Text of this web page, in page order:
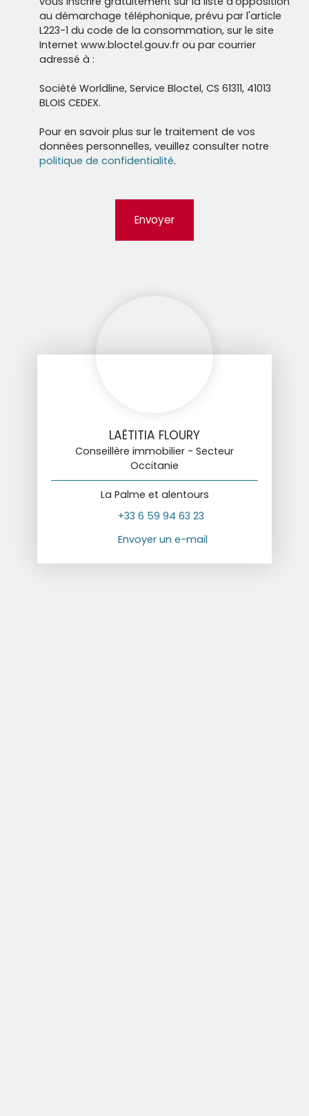
au démarchage téléphonique, prévu par l'article
L223-1 du code de la consommation, sur le site
Internet www.bloctel.gouv.fr ou par courrier
adressé à :
Société Worldline, Service Bloctel, CS 61311, 41013
BLOIS CEDEX.
Pour en savoir plus sur le traitement de vos
données personnelles, veuillez consulter notre
politique de confidentialité.
Envoyer
LAËTITIA FLOURY
Conseillère immobilier - Secteur
Occitanie
La Palme et alentours
+33 6 59 94 63 23
Envoyer un e-mail